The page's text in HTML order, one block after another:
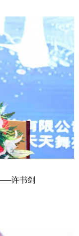
许书剑